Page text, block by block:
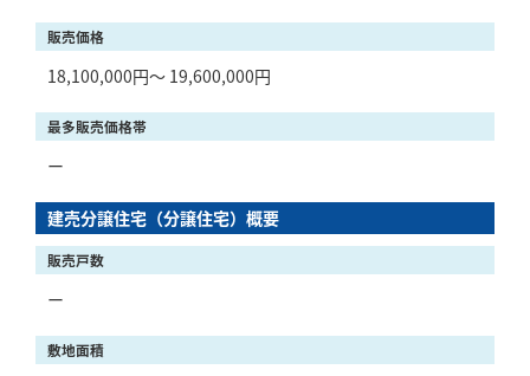
販売価格
18,100,000円～ 19,600,000円
最多販売価格帯
ー
建売分譲住宅（分譲住宅）概要
販売戸数
ー
敷地面積